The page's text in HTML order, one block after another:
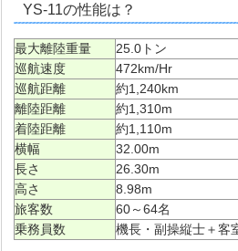
YS-11の性能は？
最大離陸重量
25.0トン
巡航速度
472km/Hr
巡航距離
約1,240km
離陸距離
約1,310m
着陸距離
約1,110m
横幅
32.00m
長さ
26.30m
高さ
8.98m
旅客数
60～64名
乗務員数
機長・副操縦士＋客